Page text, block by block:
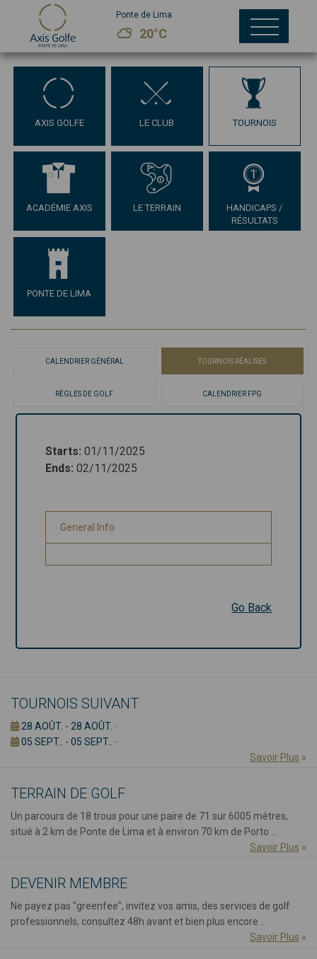
Ponte de Lima
20°C
AXIS GOLFE LE CLUB TOURNOIS
ACADÉMIE AXIS LE TERRAIN
HANDICAPS /
RÉSULTATS
PONTE DE LIMA
Starts
Ends
CALENDRIER GÉNÉRAL TOURNOIS RÉALISÉS
RÈGLES DE GOLF CALENDRIER FPG
Starts: 01/11/2025
Ends: 02/11/2025
General Info
Go Back
TOURNOIS SUIVANT
28 AOÛT. - 28 AOÛT. -
05 SEPT.. - 05 SEPT.. -
Savoir Plus »
TERRAIN DE GOLF
Un parcours de 18 trous pour une paire de 71 sur 6005 mètres,
situé à 2 km de Ponte de Lima et à environ 70 km de Porto ...
Savoir Plus »
DEVENIR MEMBRE
Ne payez pas "greenfee", invitez vos amis, des services de golf
professionnels, consultez 48h avant et bien plus encore ...
Savoir Plus »